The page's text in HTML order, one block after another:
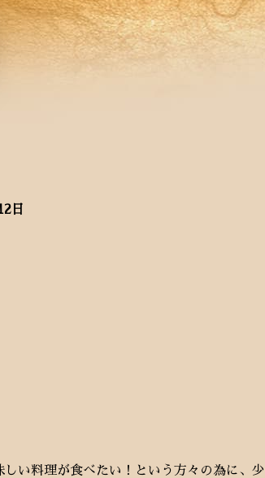
日
い料理が食べたい！という方々の為に、